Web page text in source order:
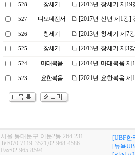
528 창세기 [2013년 창세기 제
527 디모데전서 [2017년 신년 제1강]
526 창세기 [2013년 창세기 제7
525 창세기 [2013년 창세기 제3
524 마태복음 [2014년 마태복음
523 요한복음 [2021년 요한복음
서울 동대문구 이문2동 264-231
Tel:070-7119-3521,02-968-4586
Fax:02-965-8594
[UBF한
[뉴욕